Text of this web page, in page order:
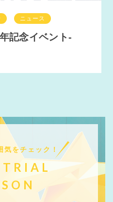
ニュース
記念イベント-
気をチェック！
TRIAL